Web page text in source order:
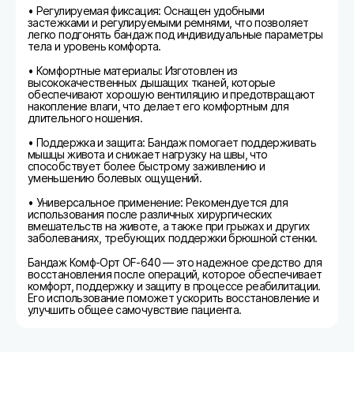
• Регулируемая фиксация: Оснащен удобными
застежками и регулируемыми ремнями, что позволяет
легко подгонять бандаж под индивидуальные параметры
тела и уровень комфорта.
• Комфортные материалы: Изготовлен из
высококачественных дышащих тканей, которые
обеспечивают хорошую вентиляцию и предотвращают
накопление влаги, что делает его комфортным для
длительного ношения.
• Поддержка и защита: Бандаж помогает поддерживать
мышцы живота и снижает нагрузку на швы, что
способствует более быстрому заживлению и
уменьшению болевых ощущений.
• Универсальное применение: Рекомендуется для
использования после различных хирургических
вмешательств на животе, а также при грыжах и других
заболеваниях, требующих поддержки брюшной стенки.
Бандаж Комф-Орт OF-640 — это надежное средство для
восстановления после операций, которое обеспечивает
комфорт, поддержку и защиту в процессе реабилитации.
Его использование поможет ускорить восстановление и
улучшить общее самочувствие пациента.